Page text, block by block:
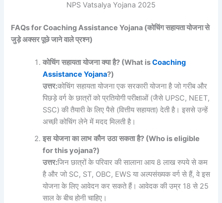
NPS Vatsalya Yojana 2025
FAQs for Coaching Assistance Yojana (कोचिंग सहायता योजना से
जुड़े अक्सर पूछे जाने वाले प्रश्न)
कोचिंग सहायता योजना क्या है? (What isCoaching
Assistance Yojana?)
उत्तर:कोचिंग सहायता योजना एक सरकारी योजना है जो गरीब और
पिछड़े वर्ग के छात्रों को प्रतियोगी परीक्षाओं (जैसे UPSC, NEET,
SSC) की तैयारी के लिए पैसे (वित्तीय सहायता) देती है। इससे उन्हें
अच्छी कोचिंग लेने में मदद मिलती है।
इस योजना का लाभ कौन उठा सकता है? (Who is eligible
for this yojana?)
उत्तर:जिन छात्रों के परिवार की सालाना आय 8 लाख रुपये से कम
है और जो SC, ST, OBC, EWS या अल्पसंख्यक वर्ग से हैं, वे इस
योजना के लिए आवेदन कर सकते हैं। आवेदक की उम्र 18 से 25
साल के बीच होनी चाहिए।